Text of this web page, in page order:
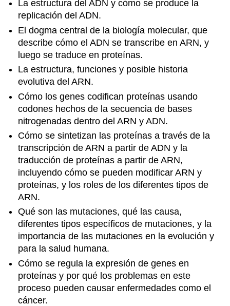
La estructura del ADN y cómo se produce la
replicación del ADN.
El dogma central de la biología molecular, que
describe cómo el ADN se transcribe en ARN, y
luego se traduce en proteínas.
La estructura, funciones y posible historia
evolutiva del ARN.
Cómo los genes codifican proteínas usando
codones hechos de la secuencia de bases
nitrogenadas dentro del ARN y ADN.
Cómo se sintetizan las proteínas a través de la
transcripción de ARN a partir de ADN y la
traducción de proteínas a partir de ARN,
incluyendo cómo se pueden modificar ARN y
proteínas, y los roles de los diferentes tipos de
ARN.
Qué son las mutaciones, qué las causa,
diferentes tipos específicos de mutaciones, y la
importancia de las mutaciones en la evolución y
para la salud humana.
Cómo se regula la expresión de genes en
proteínas y por qué los problemas en este
proceso pueden causar enfermedades como el
cáncer.